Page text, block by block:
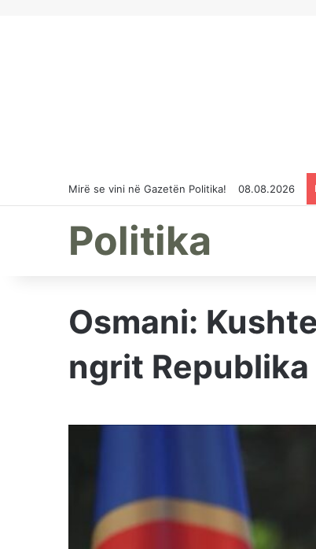
Mirë se vini në Gazetën Politika! 08.08.2026
Politika
Osmani:
ngrit Republika